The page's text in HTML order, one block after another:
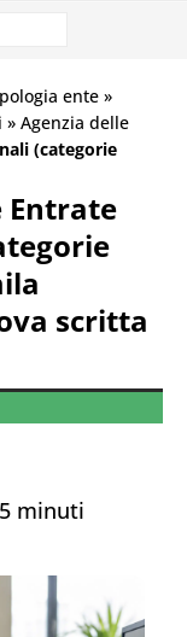
ente »
» Agenzia delle
(categorie
Entrate
scritta
minuti